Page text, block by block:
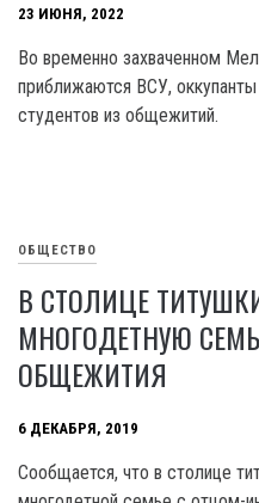
23 ИЮНЯ, 2022
Во временно захваченном
приближаются ВСУ,
студентов из общежитий.
ОБЩЕСТВО
В СТОЛИЦЕ
МНОГОДЕТНУЮ
ОБЩЕЖИТИЯ
6 ДЕКАБРЯ, 2019
Сообщается, что в столице